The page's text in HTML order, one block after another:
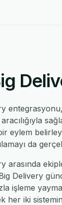
entegrasyonu,
eylem
da
arasında
Delivery
işleme
her iki